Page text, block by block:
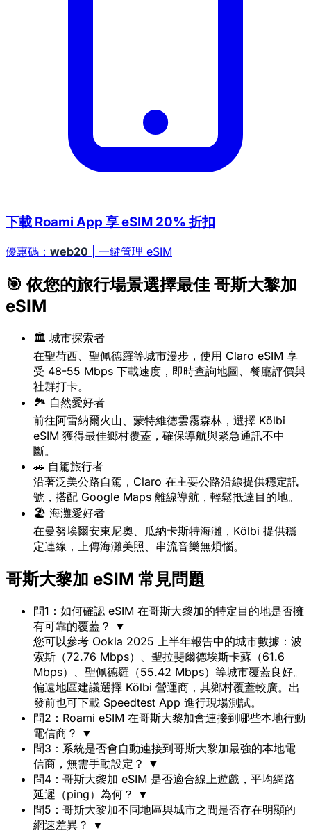
下載 Roami App 享 eSIM 20% 折扣
優惠碼： web20 | 一鍵管理 eSIM
🎯 依您的旅行場景選擇最佳 哥斯大黎加
eSIM
🏛️ 城市探索者
在聖荷西、聖佩德羅等城市漫步，使用 Claro eSIM 享
受 48-55 Mbps 下載速度，即時查詢地圖、餐廳評價與
社群打卡。
🏞️ 自然愛好者
前往阿雷納爾火山、蒙特維德雲霧森林，選擇 Kölbi
eSIM 獲得最佳鄉村覆蓋，確保導航與緊急通訊不中
斷。
🚗 自駕旅行者
沿著泛美公路自駕，Claro 在主要公路沿線提供穩定訊
號，搭配 Google Maps 離線導航，輕鬆抵達目的地。
🏖️ 海灘愛好者
在曼努埃爾安東尼奧、瓜納卡斯特海灘，Kölbi 提供穩
定連線，上傳海灘美照、串流音樂無煩惱。
哥斯大黎加 eSIM 常見問題
問1：如何確認 eSIM 在哥斯大黎加的特定目的地是否擁
有可靠的覆蓋？ ▼
您可以參考 Ookla 2025 上半年報告中的城市數據：波
索斯（72.76 Mbps）、聖拉斐爾德埃斯卡蘇（61.6
Mbps）、聖佩德羅（55.42 Mbps）等城市覆蓋良好。
偏遠地區建議選擇 Kölbi 營運商，其鄉村覆蓋較廣。出
發前也可下載 Speedtest App 進行現場測試。
問2：Roami eSIM 在哥斯大黎加會連接到哪些本地行動
電信商？ ▼
問3：系統是否會自動連接到哥斯大黎加最強的本地電
信商，無需手動設定？ ▼
問4：哥斯大黎加 eSIM 是否適合線上遊戲，平均網路
延遲（ping）為何？ ▼
問5：哥斯大黎加不同地區與城市之間是否存在明顯的
網速差異？ ▼